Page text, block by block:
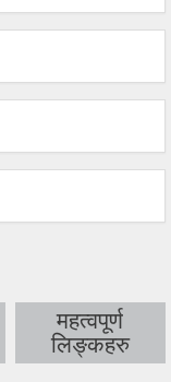
महत्वपूर्ण
लिङ्कहरु